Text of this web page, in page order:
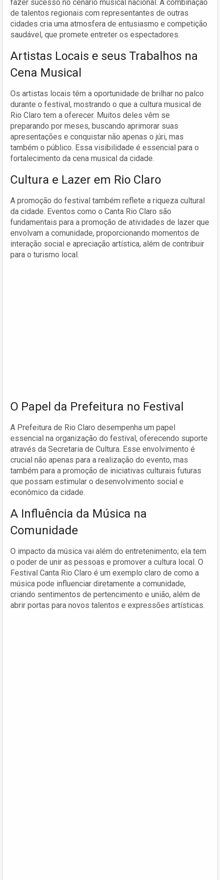
fazer sucesso no cenário musical nacional. A combinação
de talentos regionais com representantes de outras
cidades cria uma atmosfera de entusiasmo e competição
saudável, que promete entreter os espectadores.
Artistas Locais e seus Trabalhos na
Cena Musical
Os artistas locais têm a oportunidade de brilhar no palco
durante o festival, mostrando o que a cultura musical de
Rio Claro tem a oferecer. Muitos deles vêm se
preparando por meses, buscando aprimorar suas
apresentações e conquistar não apenas o júri, mas
também o público. Essa visibilidade é essencial para o
fortalecimento da cena musical da cidade.
Cultura e Lazer em Rio Claro
A promoção do festival também reflete a riqueza cultural
da cidade. Eventos como o Canta Rio Claro são
fundamentais para a promoção de atividades de lazer que
envolvam a comunidade, proporcionando momentos de
interação social e apreciação artística, além de contribuir
para o turismo local.
O Papel da Prefeitura no Festival
A Prefeitura de Rio Claro desempenha um papel
essencial na organização do festival, oferecendo suporte
através da Secretaria de Cultura. Esse envolvimento é
crucial não apenas para a realização do evento, mas
também para a promoção de iniciativas culturais futuras
que possam estimular o desenvolvimento social e
econômico da cidade.
A Influência da Música na
Comunidade
O impacto da música vai além do entretenimento; ela tem
o poder de unir as pessoas e promover a cultura local. O
Festival Canta Rio Claro é um exemplo claro de como a
música pode influenciar diretamente a comunidade,
criando sentimentos de pertencimento e união, além de
abrir portas para novos talentos e expressões artísticas.